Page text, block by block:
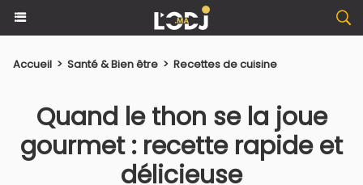
Accueil > Santé & Bien être > Recettes de cuisine
Quand le thon se la joue
gourmet : recette rapide et
délicieuse